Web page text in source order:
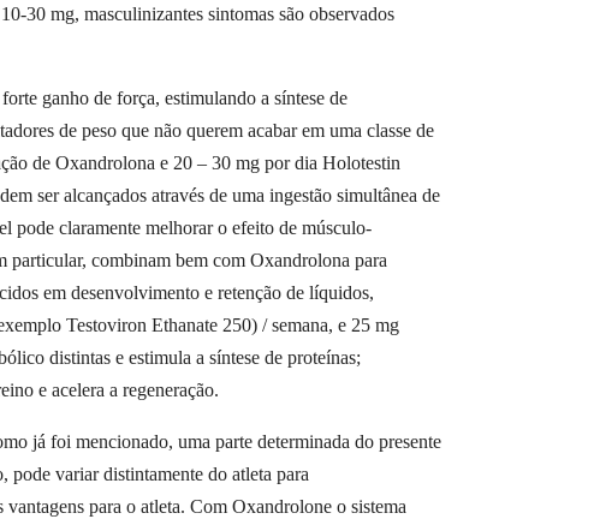
30 mg, masculinizantes sintomas são observados
ganho de força, estimulando a síntese de
de peso que não querem acabar em uma classe de
de Oxandrolona e 20 – 30 mg por dia Holotestin
ser alcançados através de uma ingestão simultânea de
pode claramente melhorar o efeito de músculo-
particular, combinam bem com Oxandrolona para
em desenvolvimento e retenção de líquidos,
Testoviron Ethanate 250) / semana, e 25 mg
distintas e estimula a síntese de proteínas;
e acelera a regeneração.
já foi mencionado, uma parte determinada do presente
pode variar distintamente do atleta para
para o atleta. Com Oxandrolone o sistema